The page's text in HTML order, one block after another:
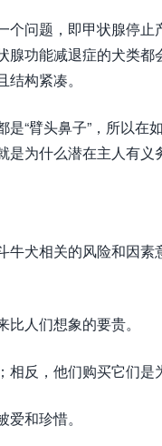
个问题，即甲状腺停
腺功能减退症的犬类
构紧凑。
“臂头鼻子”，所以
是为什么潜在主人有
牛犬相关的风险和因
人们想象的要贵。
反，他们购买它们是
和珍惜。